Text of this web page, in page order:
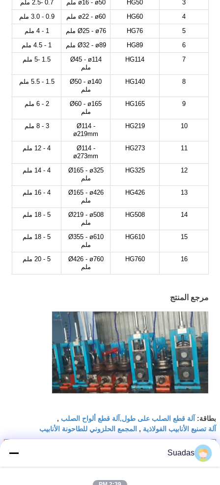
3
HG50 ø16 - ø50 ملم
0.7 -2.5 ملم
4
HG60 ø22 - ø60 ملم
0.9 - 3.0 ملم
5
HG76 Ø25 - ø76 ملم
1 - 4 ملم
6
HG89 Ø32 - ø89 ملم
1 - 4.5 ملم
7
HG114
Ø45 - ø114
ملم
1.5 -5 ملم
8
HG140
Ø50 - ø140
ملم
1.5 - 5.5 ملم
9
HG165
Ø60 - ø165
ملم
2 - 6 ملم
10
HG219
Ø114 -
ø219mm
3 - 8 ملم
11
HG273
Ø114 -
ø273mm
4 - 12 ملم
12
HG325
Ø165 - ø325
ملم
4 - 14 ملم
13
HG426
Ø165 - ø426
ملم
4 - 16 ملم
14
HG508
Ø219 - ø508
ملم
5 - 18 ملم
15
HG610
Ø355 - ø610
ملم
5 - 18 ملم
16
HG760
Ø426 - ø760
ملم
5 - 20 ملم
مرجع المنتج
بطاقة: آلة قطع الصلب على طول,آلة قطع ألواح الصلب ,
آلة تصنيع الأنابيب الفولاذية , المجمع الحلزوني للطاحونة الأنابيب
Suadas